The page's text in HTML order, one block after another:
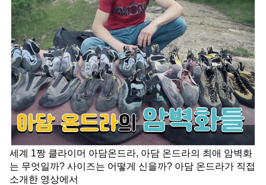
세계 1짱 클라이머 아담온드라, 아담 온드라의 최애 암벽화
는 무엇일까? 사이즈는 어떻게 신을까? 아담 온드라가 직접
소개한 영상에서